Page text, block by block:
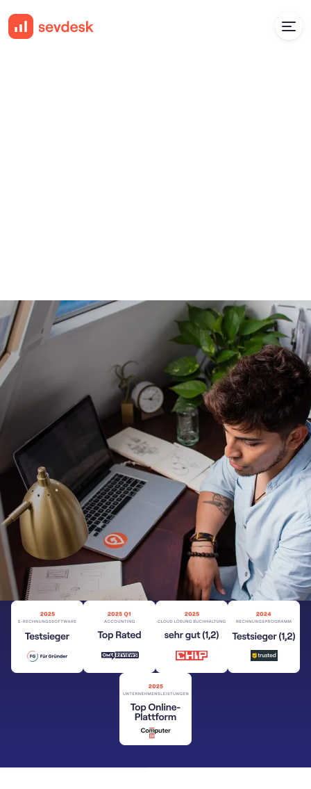
Buch­haltungs­software
für Freelancer
Angebote und Rechnungen unterwegs schreiben
Integriertes Online-Banking
Belege digitalisieren und verwalten
Kostenlos testen
Zur Preisübersicht
sevdesk ist mehrfach ausgezeichnet